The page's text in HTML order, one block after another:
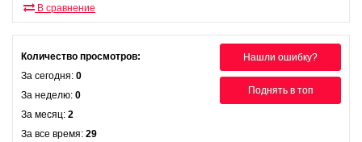
В сравнение
Нашли ошибку?
Поднять в топ
Количество просмотров:
За сегодня: 0
За неделю: 0
За месяц: 2
За все время: 29